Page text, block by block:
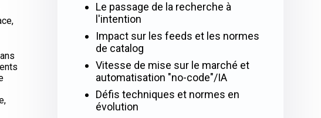
Le passage de la recherche à
l'intention
Impact sur les feeds et les normes
de catalog
Vitesse de mise sur le marché et
automatisation "no-code"/IA
Défis techniques et normes en
évolution